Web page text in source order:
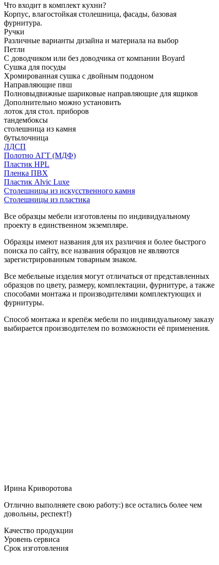
Что входит в комплект кухни?
Корпус, влагостойкая столешница, фасады, базовая
фурнитура.
Ручки
Различные варианты дизайна и материала на выбор
Петли
С доводчиком или без доводчика от компании Boyard
Сушка для посуды
Хромированная сушка с двойным поддоном
Направляющие пвш
Полновыдвижные шариковые направляющие для ящиков
Дополнительно можно установить
лоток для стол. приборов
тандембоксы
столешница из камня
бутылочница
ЛДСП
Полотно АГТ (МДФ)
Пластик HPL
Пленка ПВХ
Пластик Alvic Luxe
Столешницы из искусственного камня
Столешницы из пластика
Все образцы мебели изготовлены по индивидуальному
проекту в единственном экземпляре.
Образцы имеют названия для их различия и более быстрого
поиска по сайту, все названия образцов не являются
зарегистрированным товарным знаком.
Все мебельные изделия могут отличаться от представленных
образцов по цвету, размеру, комплектации, фурнитуре, а также
способами монтажа и производителями комплектующих и
фурнитуры.
Способ монтажа и крепёж мебели по индивидуальному заказу
выбирается производителем по возможности её применения.
Ирина Криворотова
Отлично выполняете свою работу:) все остались более чем
довольны, респект!)
Качество продукции
Уровень сервиса
Срок изготовления